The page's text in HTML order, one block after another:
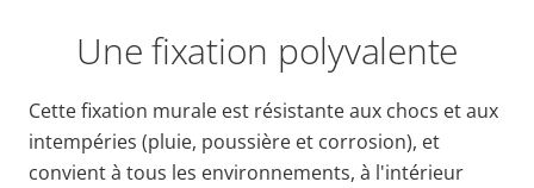
Une fixation polyvalente
Cette fixation murale est résistante aux chocs et aux
intempéries (pluie, poussière et corrosion), et
convient à tous les environnements, à l'intérieur